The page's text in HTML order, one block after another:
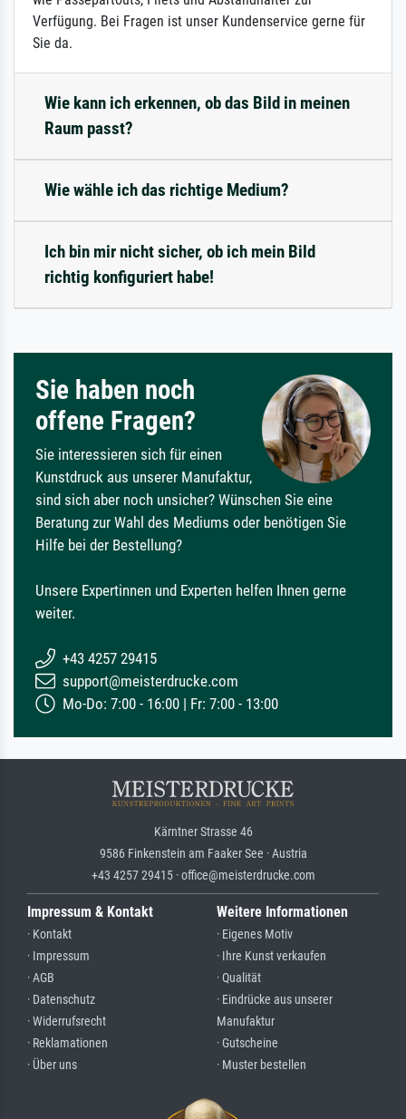
Verfügung. Bei Fragen ist unser Kundenservice gerne für
Sie da.
Wie kann ich erkennen, ob das Bild in meinen
Raum passt?
Wie wähle ich das richtige Medium?
Ich bin mir nicht sicher, ob ich mein Bild
richtig konfiguriert habe!
Sie haben noch
offene Fragen?
Sie interessieren sich für einen
Kunstdruck aus unserer Manufaktur,
sind sich aber noch unsicher? Wünschen Sie eine
Beratung zur Wahl des Mediums oder benötigen Sie
Hilfe bei der Bestellung?
Unsere Expertinnen und Experten helfen Ihnen gerne
weiter.
+43 4257 29415
support@meisterdrucke.com
Mo-Do: 7:00 - 16:00 | Fr: 7:00 - 13:00
Kärntner Strasse 46
9586 Finkenstein am Faaker See · Austria
+43 4257 29415 · office@meisterdrucke.com
Impressum & Kontakt
· Kontakt
· Impressum
· AGB
· Datenschutz
· Widerrufsrecht
· Reklamationen
· Über uns
Weitere Informationen
· Eigenes Motiv
· Ihre Kunst verkaufen
· Qualität
· Eindrücke aus unserer
Manufaktur
· Gutscheine
· Muster bestellen